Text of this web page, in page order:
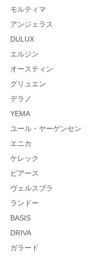
モルティマ
アンジェラス
DULUX
エルジン
オースティン
グリュエン
デラノ
YEMA
ユール・ヤーゲンセン
エニカ
ケレック
ピアース
ヴェルスブラ
ランドー
BASIS
DRIVA
ガラード